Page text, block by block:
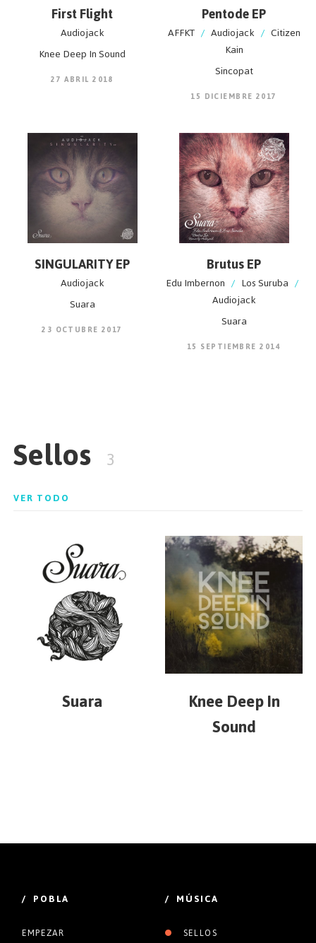
First Flight
Audiojack
Knee Deep In Sound
27 ABRIL 2018
Pentode EP
AFFKT / Audiojack / Citizen
Kain
Sincopat
15 DICIEMBRE 2017
SINGULARITY EP
Audiojack
Suara
23 OCTUBRE 2017
Brutus EP
Edu Imbernon / Los Suruba /
Audiojack
Suara
15 SEPTIEMBRE 2014
Sellos 3
VER TODO
Suara
Knee Deep In
Sound
/ POBLA
EMPEZAR
/ MÚSICA
SELLOS